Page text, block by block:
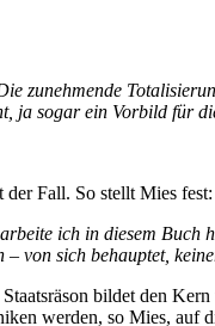
zunehmende
ja sogar ein Vorbild für
der Fall. So stellt Mies fest:
ich in diesem Buch
– von sich behauptet,
bildet den
werden, so Mies, auf